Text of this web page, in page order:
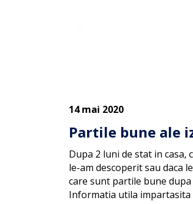
14 mai 2020
Partile bune ale
Dupa 2 luni de stat in casa,
le-am descoperit sau daca
care sunt partile bune
Informatia utila